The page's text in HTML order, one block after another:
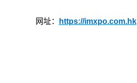
网址： https://imxpo.com.hk